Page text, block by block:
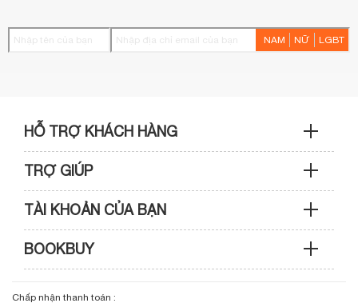
NAM NỮ LGBT
HỖ TRỢ KHÁCH HÀNG
Sản phẩm & Đơn hàng: 0933 109 009
Kỹ thuật & Bảo hành: 0989 439 986
Điện thoại: (028) 3820 7153 (giờ hành chính)
TRỢ GIÚP
Hướng dẫn mua hàng
TÀI KHOẢN CỦA BẠN
Cập nhật tài khoản
Giỏ hàng
BOOKBUY
Giới thiệu bookbuy.vn
Chấp nhận thanh toán :